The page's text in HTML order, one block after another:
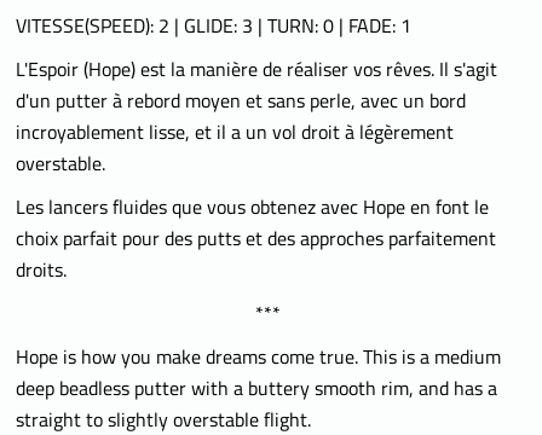
VITESSE(SPEED): 2 | GLIDE: 3 | TURN: 0 | FADE: 1
L'Espoir (Hope) est la manière de réaliser vos rêves. Il s'agit
d'un putter à rebord moyen et sans perle, avec un bord
incroyablement lisse, et il a un vol droit à légèrement
overstable.
Les lancers fluides que vous obtenez avec Hope en font le
choix parfait pour des putts et des approches parfaitement
droits.
***
Hope is how you make dreams come true. This is a medium
deep beadless putter with a buttery smooth rim, and has a
straight to slightly overstable flight.